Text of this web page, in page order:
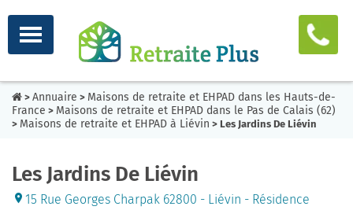
> Annuaire > Maisons de retraite et EHPAD dans les Hauts-de-
France > Maisons de retraite et EHPAD dans le Pas de Calais (62)
> Maisons de retraite et EHPAD à Liévin > Les Jardins De Liévin
Les Jardins De Liévin
15 Rue Georges Charpak 62800 - Liévin - Résidence